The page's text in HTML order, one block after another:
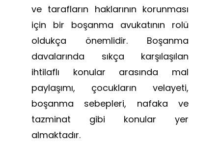
ve tarafların haklarının korunması
için bir boşanma avukatının rolü
oldukça önemlidir. Boşanma
davalarında sıkça karşılaşılan
ihtilaflı konular arasında mal
paylaşımı, çocukların velayeti,
boşanma sebepleri, nafaka ve
tazminat gibi konular yer
almaktadır.